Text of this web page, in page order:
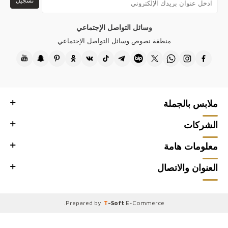
المحبوكة الأناقة إلى كل مجموعة.
كازي، تقدم لعملائكم العرب وبوتيكاتكم بالجملة منتجات عالية الجودة وأنيقة.
تصميماتنا تناسب جميع الفصول، حيث نستخدم أقمشة تسمح للبشرة بالتنفس
في الصيف، بينما نقدم كنزات تريكو توفر الدفء في الشتاء، لتنال رضا عملائكم.
اختاروا كازي وتميزوا ببوتيكاتكم في الأسواق البارزة مثل الرياض، دبي، وجدة.
اجذبوا عملائكم بأرقى التصاميم التي تجمع بين الجودة والأناقة. مع كازي، تمتعوا
النسائية بالجملة Kazee.
وسائل التواصل الإجتماعي
منطقة نصوص وسائل التواصل الإجتماعي
ملابس بالجملة
الشركات
معلومات هامة
العنوان والاتصال
Prepared by T-Soft E-Commerce